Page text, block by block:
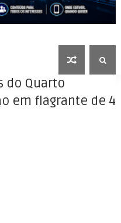
do Quarto
em flagrante de 4